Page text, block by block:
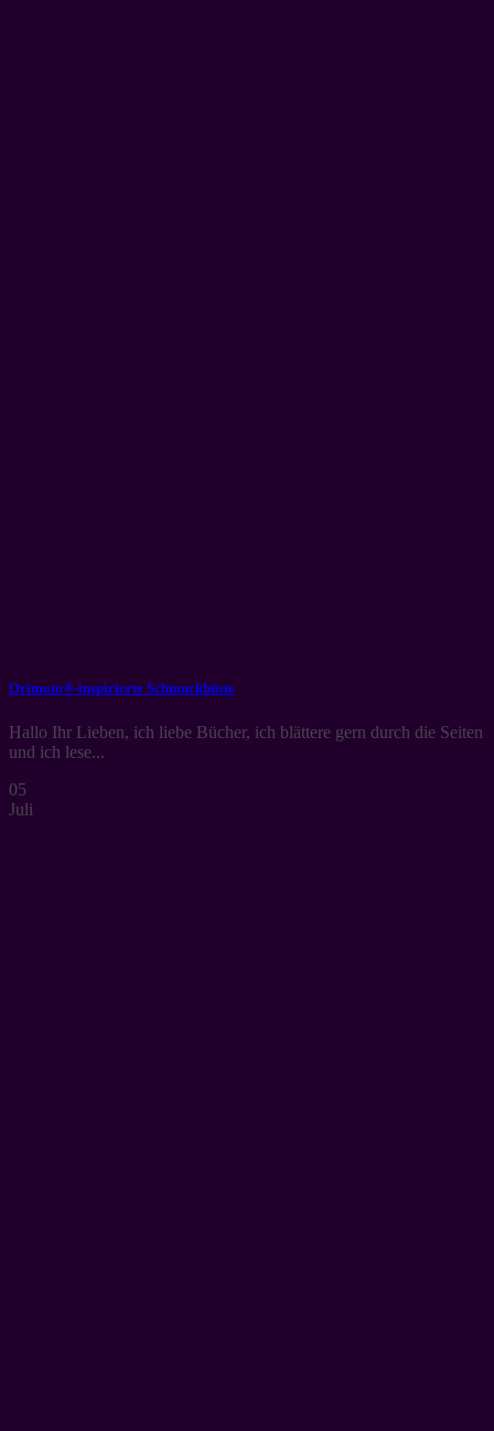
Orimoto®-inspirierte Schmuckbüste
Hallo Ihr Lieben, ich liebe Bücher, ich blättere gern durch die Seiten
und ich lese...
05
Juli